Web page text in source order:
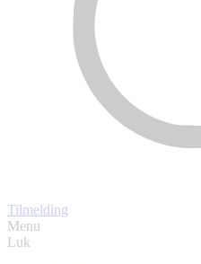
Tilmelding
Menu
Luk